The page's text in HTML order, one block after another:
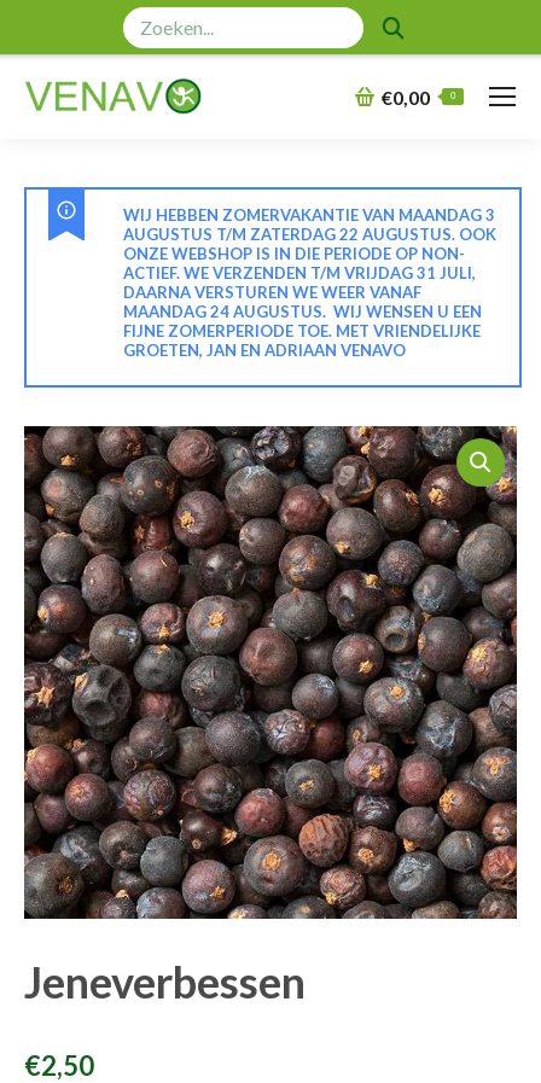
Zoeken:
€0,00 0
WIJ HEBBEN ZOMERVAKANTIE VAN MAANDAG 3
AUGUSTUS T/M ZATERDAG 22 AUGUSTUS. OOK
ONZE WEBSHOP IS IN DIE PERIODE OP NON-
ACTIEF. WE VERZENDEN T/M VRIJDAG 31 JULI,
DAARNA VERSTUREN WE WEER VANAF
MAANDAG 24 AUGUSTUS. WIJ WENSEN U EEN
FIJNE ZOMERPERIODE TOE. MET VRIENDELIJKE
GROETEN, JAN EN ADRIAAN VENAVO
Jeneverbessen
€2,50